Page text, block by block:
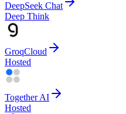
DeepSeek Chat
Deep Think
GroqCloud
Hosted
Together AI
Hosted